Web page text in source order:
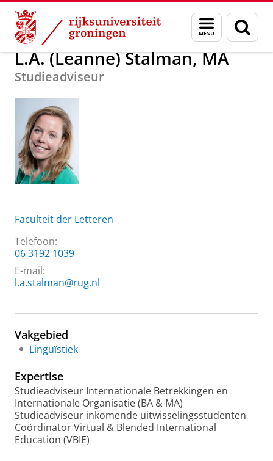
Skip
Content
Skip
Navigation
Menu
en
zoeken
Over ons L.A. (Leanne) Stalman, MA
L.A. (Leanne) Stalman, MA
Studieadviseur
Faculteit der Letteren
Telefoon:
06 3192 1039
E-mail:
l.a.stalman@rug.nl
Vakgebied
Linguïstiek
Expertise
Studieadviseur Internationale Betrekkingen en
Internationale Organisatie (BA & MA)
Studieadviseur inkomende uitwisselingsstudenten
Coördinator Virtual & Blended International
Education (VBIE)